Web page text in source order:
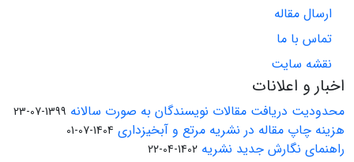
ارسال مقاله
تماس با ما
نقشه سایت
اخبار و اعلانات
محدودیت دریافت مقالات نویسندگان به صورت سالانه 1399-07-23
هزینه چاپ مقاله در نشریه مرتع و آبخیزداری 1404-07-01
راهنمای نگارش جدید نشریه 1402-04-22